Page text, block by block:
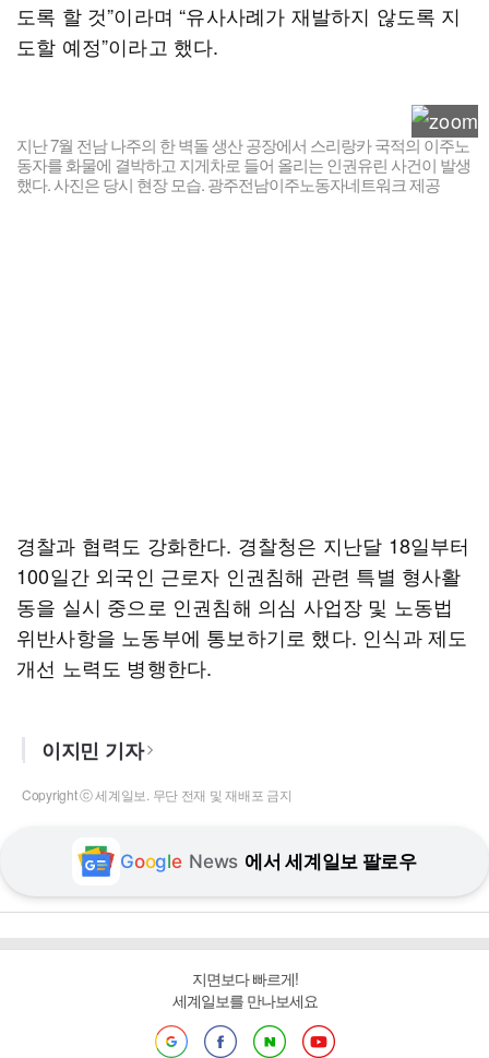
도록 할 것”이라며 “유사사례가 재발하지 않도록 지
도할 예정”이라고 했다.
지난 7월 전남 나주의 한 벽돌 생산 공장에서 스리랑카 국적의 이주노
동자를 화물에 결박하고 지게차로 들어 올리는 인권유린 사건이 발생
했다. 사진은 당시 현장 모습. 광주전남이주노동자네트워크 제공
경찰과 협력도 강화한다. 경찰청은 지난달 18일부터
100일간 외국인 근로자 인권침해 관련 특별 형사활
동을 실시 중으로 인권침해 의심 사업장 및 노동법
위반사항을 노동부에 통보하기로 했다. 인식과 제도
개선 노력도 병행한다.
이지민 기자
Copyright ⓒ 세계일보. 무단 전재 및 재배포 금지
Google News 에서 세계일보 팔로우
지면보다 빠르게!
세계일보를 만나보세요